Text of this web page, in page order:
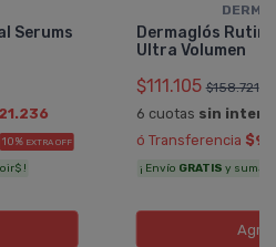
Serums
10% EXTRA OFF
!
Dermaglós
Ultra Volumen
$111.105 $158.721
6 cuotas sin
ó Transferencia
¡ Envío GRATIS y sumás